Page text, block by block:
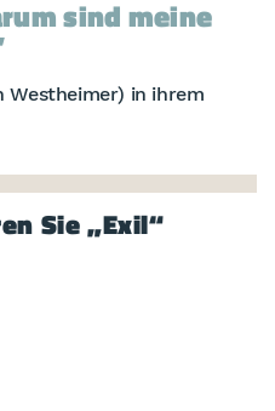
sind meine
Westheimer) in ihrem
Sie „Exil“